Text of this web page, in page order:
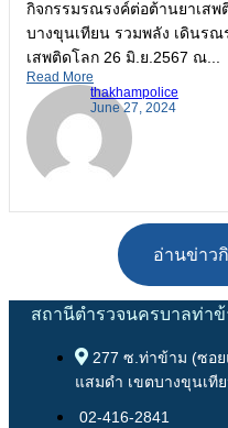
กิจกรรมรณรงค์ต่อต้านยาเ
บางขุนเทียน รวมพลัง เดินรณ
เสพติดโลก 26 มิ.ย.2567 ณ...
Read More
thakhampolice
June 27, 2024
อ่านข่าว
สถานีตำรวจนครบาลท่าข้
277 ซ.ท่าข้าม (ซอ
แสมดำ เขตบางขุนเที
02-416-2841